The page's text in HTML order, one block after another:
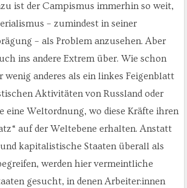
ist der Campismus immerhin so weit,
– zumindest in seiner
– als Problem anzusehen. Aber
ins andere Extrem über. Wie schon
wenig anderes als ein linkes Feigenblatt
Aktivitäten von Russland oder
eine Weltordnung, wo diese Kräfte ihren
auf der Weltebene erhalten. Anstatt
kapitalistische Staaten überall als
werden hier vermeintliche
gesucht, in denen Arbeiter:innen